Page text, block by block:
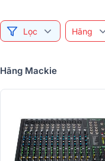
Lọc Hãng
Hãng Mackie